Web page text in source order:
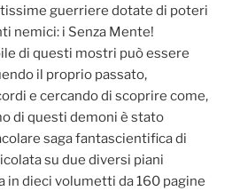
guerriere dotate di poteri
nemici: i Senza Mente!
di questi mostri può essere
il proprio passato,
e cercando di scoprire come,
di questi demoni è stato
saga fantascientifica di
su due diversi piani
in dieci volumetti da 160 pagine